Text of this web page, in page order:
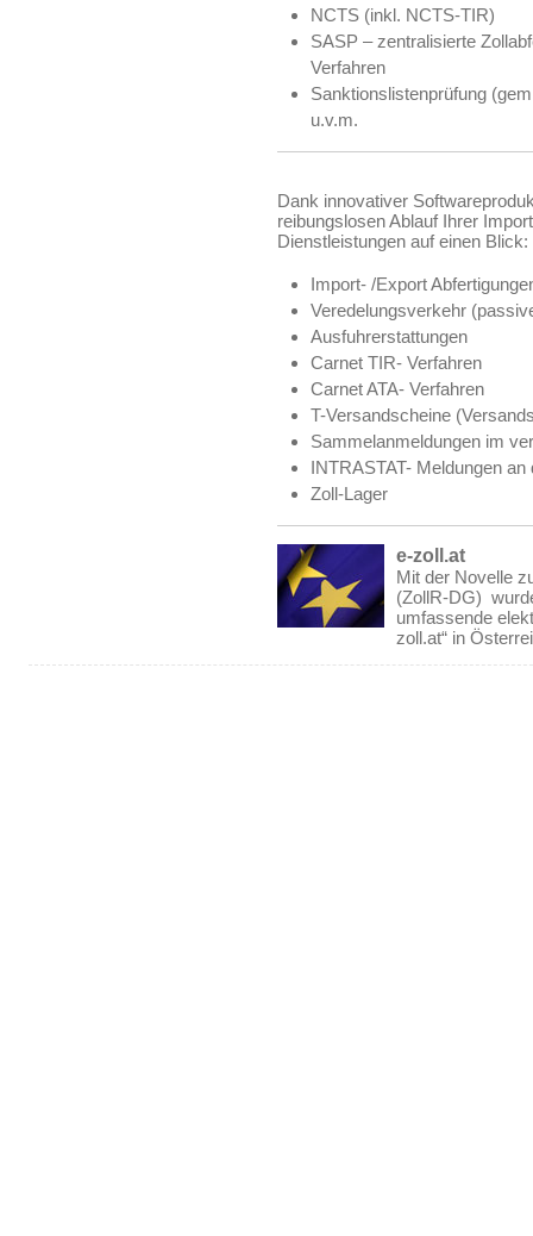
NCTS (inkl. NCTS-TIR)
SASP – zentralisierte
Verfahren
Sanktionslistenprüfung
u.v.m.
Dank innovativer
reibungslosen Ablauf Ihrer
Dienstleistungen auf einen Blick:
Import- /Export
Veredelungsverkehr
Ausfuhrerstattungen
Carnet TIR- Verfahren
Carnet ATA- Verfahren
T-Versandscheine
Sammelanmeldungen im
INTRASTAT- Meldungen
Zoll-Lager
e-zoll.at
Mit der Novelle
(ZollR-DG)
umfassende
zoll.at“ in